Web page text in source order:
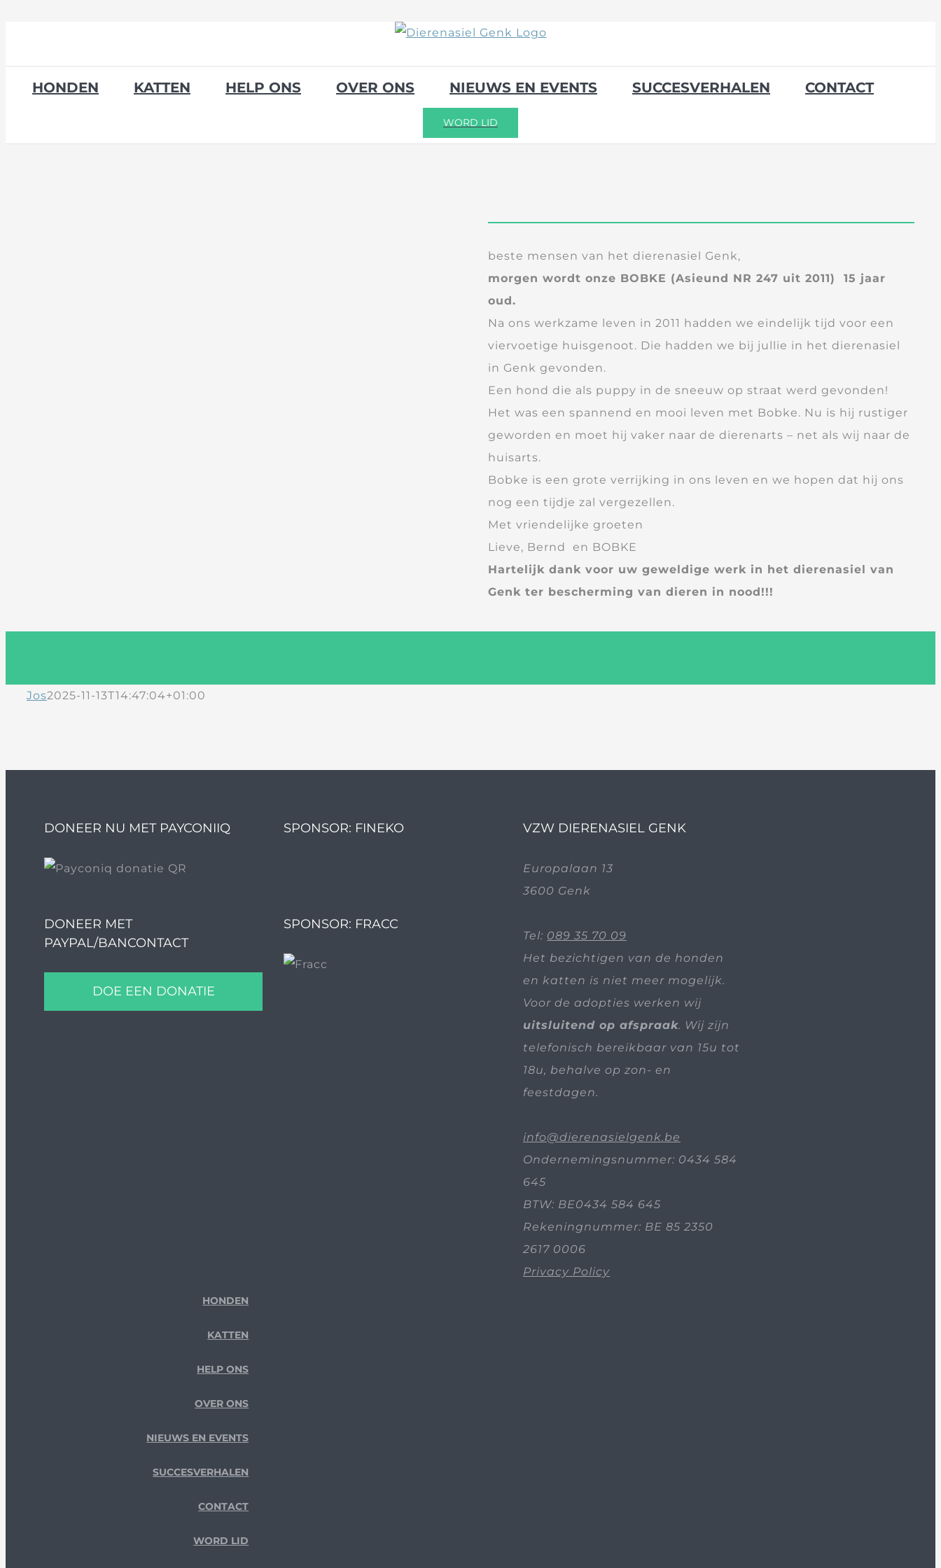
HONDEN KATTEN HELP ONS OVER ONS NIEUWS EN EVENTS SUCCESVERHALEN CONTACT
WORD LID
beste mensen van het dierenasiel Genk,
morgen wordt onze BOBKE (Asieund NR 247 uit 2011) 15 jaar
oud.
Na ons werkzame leven in 2011 hadden we eindelijk tijd voor een
viervoetige huisgenoot. Die hadden we bij jullie in het dierenasiel
in Genk gevonden.
Een hond die als puppy in de sneeuw op straat werd gevonden!
Het was een spannend en mooi leven met Bobke. Nu is hij rustiger
geworden en moet hij vaker naar de dierenarts – net als wij naar de
huisarts.
Bobke is een grote verrijking in ons leven en we hopen dat hij ons
nog een tijdje zal vergezellen.
Met vriendelijke groeten
Lieve, Bernd en BOBKE
Hartelijk dank voor uw geweldige werk in het dierenasiel van
Genk ter bescherming van dieren in nood!!!
Jos2025-11-13T14:47:04+01:00
DONEER NU MET PAYCONIIQ
DONEER MET
PAYPAL/BANCONTACT
DOE EEN DONATIE
SPONSOR: FINEKO
SPONSOR: FRACC
VZW DIERENASIEL GENK
Europalaan 13
3600 Genk
Tel: 089 35 70 09
Het bezichtigen van de honden
en katten is niet meer mogelijk.
Voor de adopties werken wij
uitsluitend op afspraak. Wij zijn
telefonisch bereikbaar van 15u tot
18u, behalve op zon- en
feestdagen.
info@dierenasielgenk.be
Ondernemingsnummer: 0434 584
645
BTW: BE0434 584 645
Rekeningnummer: BE 85 2350
2617 0006
Privacy Policy
HONDEN
KATTEN
HELP ONS
OVER ONS
NIEUWS EN EVENTS
SUCCESVERHALEN
CONTACT
WORD LID